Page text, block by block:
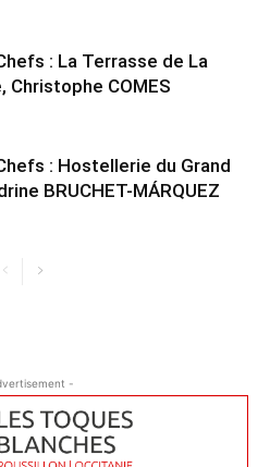
: La Terrasse de La
Christophe COMES
: Hostellerie du Grand
BRUCHET-MÁRQUEZ
-